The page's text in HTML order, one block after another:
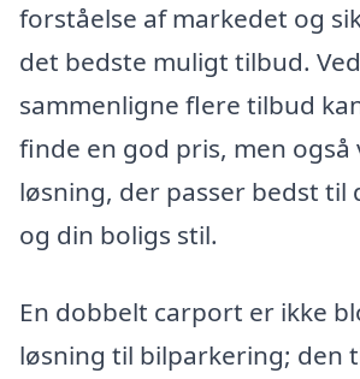
forståelse af markedet og
det bedste muligt tilbud.
sammenligne flere tilbud
finde en god pris, men
løsning, der passer bedst til
og din boligs stil.
En dobbelt carport er ikke
løsning til bilparkering; den